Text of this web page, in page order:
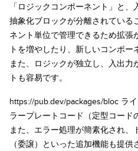
「ロジックコンポーネント」と
抽象化ブロックが分離されている
ネント単位で管理できるため拡張
トを増やしたり、新しいコンポー
また、ロジックが独立し、入出力
トも容易です。
https://pub.dev/packages/bloc ラ
ラープレートコード（定型コード
また、エラー処理が簡素化され、
（委譲）といった追加機能も提